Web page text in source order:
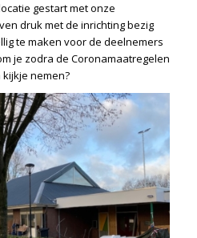
gestart met onze
druk met de inrichting bezig
te maken voor de deelnemers
je zodra de Coronamaatregelen
nemen?